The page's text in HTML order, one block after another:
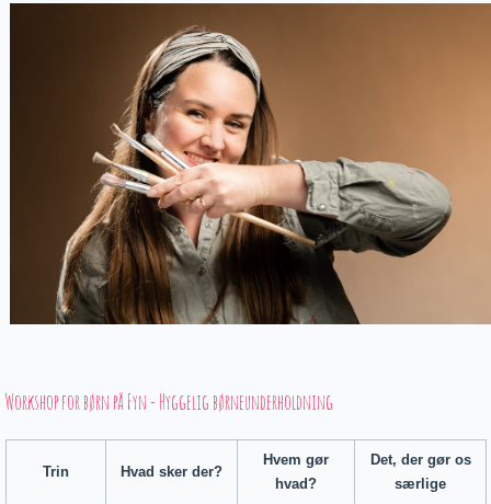
Workshop for børn på Fyn - Hyggelig børneunderholdning
Trin Hvad sker der?
Hvem gør
hvad?
Det, der gør os
særlige